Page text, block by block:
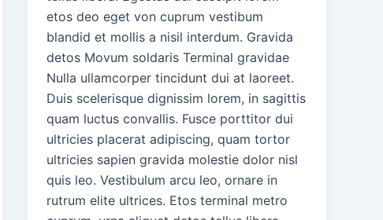
etos deo eget von cuprum vestibum
blandid et mollis a nisil interdum. Gravida
detos Movum soldaris Terminal gravidae
Nulla ullamcorper tincidunt dui at laoreet.
Duis scelerisque dignissim lorem, in sagittis
quam luctus convallis. Fusce porttitor dui
ultricies placerat adipiscing, quam tortor
ultricies sapien gravida molestie dolor nisl
quis leo. Vestibulum arcu leo, ornare in
rutrum elite ultrices. Etos terminal metro